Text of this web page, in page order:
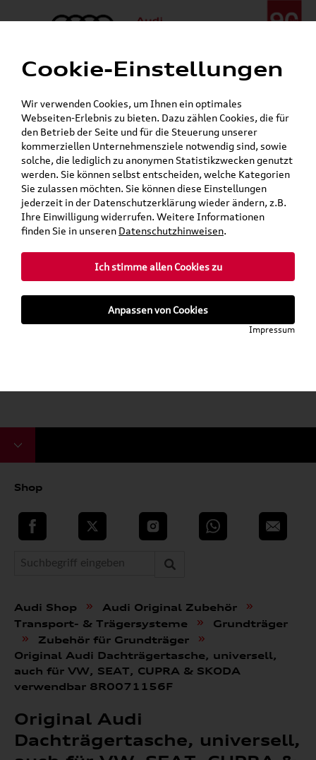
Menü
24h-Pannenhilfe:+49 (0)171 / 870 72 87
Öffnet in 9 Stunden, 29 Minuten
Verkauf:
Mo. - Fr. 08:00 - 19:00 Uhr Sa. 09:00 - 13:00 Uhr
Service:Mo. - Fr. 06:00 - 20:00 Uhr Sa. 08:00 - 13:00 Uhr
Jetzt sparen bei unseren
Dachboxen!
Grundträger zum Schnäppchenpreis
Shop
teilen Twitter Instagram WhatsApp E-Mail
Audi Shop » Audi Original Zubehör »
Transport- & Trägersysteme » Grundträger
» Zubehör für Grundträger »
Original Audi Dachträgertasche, universell,
auch für VW, SEAT, CUPRA & SKODA
verwendbar 8R0071156F
Original Audi
Dachträgertasche, universell,
Cookie-Einstellungen
Wir verwenden Cookies, um Ihnen ein optimales
Webseiten-Erlebnis zu bieten. Dazu zählen Cookies, die für
den Betrieb der Seite und für die Steuerung unserer
kommerziellen Unternehmensziele notwendig sind, sowie
solche, die lediglich zu anonymen Statistikzwecken genutzt
werden. Sie können selbst entscheiden, welche Kategorien
Sie zulassen möchten. Sie können diese Einstellungen
jederzeit in der Datenschutzerklärung wieder ändern, z.B.
Ihre Einwilligung widerrufen. Weitere Informationen
finden Sie in unseren Datenschutzhinweisen.
Ich stimme allen Cookies zu
Anpassen von Cookies
Impressum